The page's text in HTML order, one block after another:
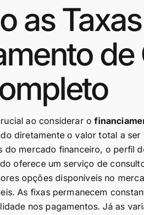
as
de
ao considerar o
diretamente o valor total a
do mercado financeiro, o perfil
oferece um serviço de
opções disponíveis no
As fixas permanecem
nos pagamentos. Já as